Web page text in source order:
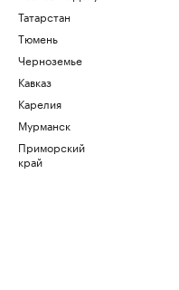
Татарстан
Тюмень
Черноземье
Кавказ
Карелия
Мурманск
Приморский
край